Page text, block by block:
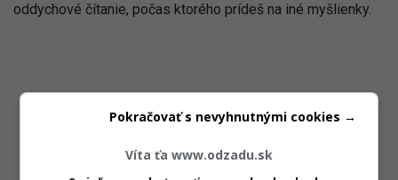
oddychové čítanie, počas ktorého prídeš na iné myšlienky.
Víta ťa www.odzadu.sk
Pokračovať s nevyhnutnými cookies →